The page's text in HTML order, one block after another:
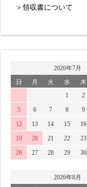
＞領収書について
2026年7月
日
月 火 水 木
1
2
5
6 7 8 9
12
13 14 15 16
19
20 21 22 23
26
27 28 29 30
2026年8月